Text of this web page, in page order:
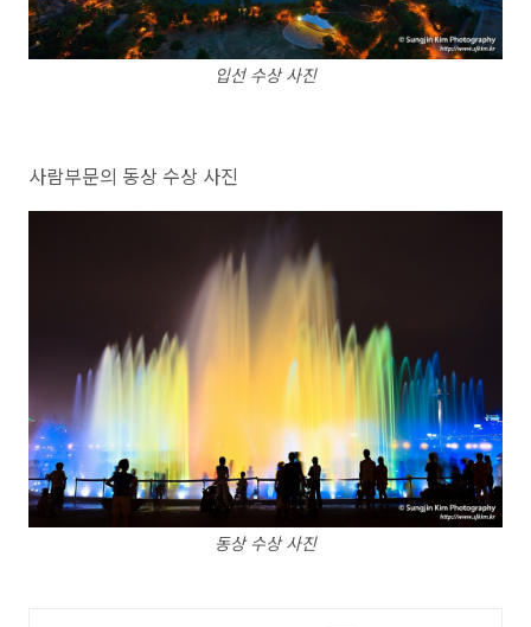
입선 수상 사진
사람부문의 동상 수상 사진
동상 수상 사진